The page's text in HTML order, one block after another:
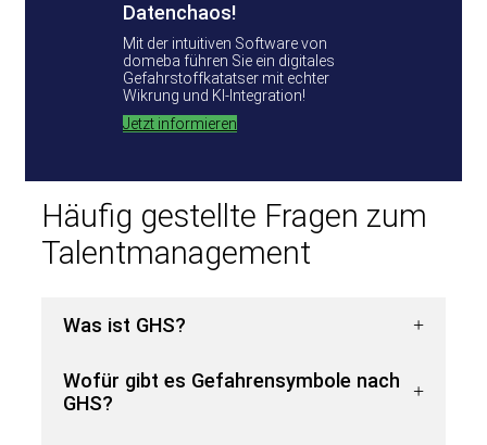
Datenchaos!
Mit der intuitiven Software von
domeba führen Sie ein digitales
Gefahrstoffkatatser mit echter
Wikrung und KI-Integration!
Jetzt informieren
Häufig gestellte Fragen zum
Talentmanagement
Was ist GHS?
Wofür gibt es Gefahrensymbole nach
GHS?